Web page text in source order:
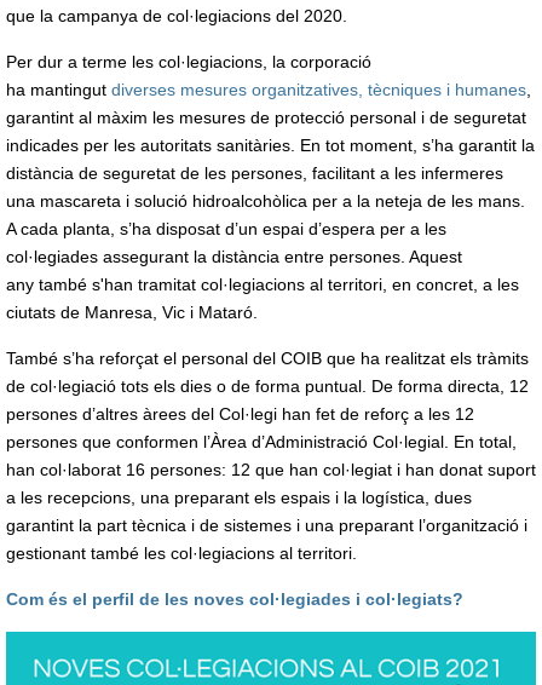
que la campanya de col·legiacions del 2020.
Per dur a terme les col·legiacions, la corporació
ha mantingut diverses mesures organitzatives, tècniques i humanes,
garantint al màxim les mesures de protecció personal i de seguretat
indicades per les autoritats sanitàries. En tot moment, s’ha garantit la
distància de seguretat de les persones, facilitant a les infermeres
una mascareta i solució hidroalcohòlica per a la neteja de les mans.
A cada planta, s’ha disposat d’un espai d’espera per a les
col·legiades assegurant la distància entre persones. Aquest
any també s'han tramitat col·legiacions al territori, en concret, a les
ciutats de Manresa, Vic i Mataró.
També s’ha reforçat el personal del COIB que ha realitzat els tràmits
de col·legiació tots els dies o de forma puntual. De forma directa, 12
persones d’altres àrees del Col·legi han fet de reforç a les 12
persones que conformen l’Àrea d’Administració Col·legial. En total,
han col·laborat 16 persones: 12 que han col·legiat i han donat suport
a les recepcions, una preparant els espais i la logística, dues
garantint la part tècnica i de sistemes i una preparant l’organització i
gestionant també les col·legiacions al territori.
Com és el perfil de les noves col·legiades i col·legiats?